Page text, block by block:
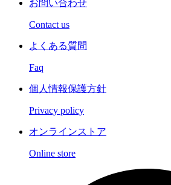
お問い合わせ
Contact us
よくある質問
Faq
個人情報保護方針
Privacy policy
オンラインストア
Online store